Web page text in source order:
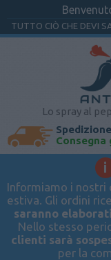
TUTTO CIÒ CHE DEVI
Lo spray al
i
Informiamo i nostri
estiva. Gli ordini
saranno
Nello stesso
clienti sarà
per la